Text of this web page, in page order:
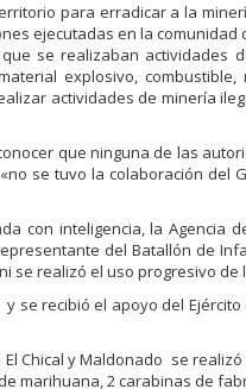
para erradicar a la
ejecutadas en la comunidad
se realizaban actividades
explosivo,
actividades de minería
que ninguna de las
se tuvo la colaboración del
con inteligencia, la Agencia
del Batallón de
se realizó el uso progresivo de
se recibió el apoyo del
Chical y Maldonado se
marihuana, 2 carabinas de